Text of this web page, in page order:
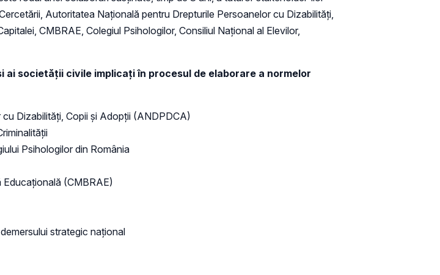
Autoritatea Națională pentru Drepturile Persoanelor cu Dizabilități,
CMBRAE, Colegiul Psihologilor, Consiliul Național al Elevilor,
societății civile implicați în procesul de elaborare a normelor
Dizabilități, Copii și Adopții (ANDPDCA)
Psihologilor din România
Educațională (CMBRAE)
strategic național